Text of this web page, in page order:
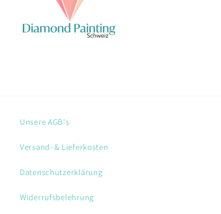
Unsere AGB's
Versand- & Lieferkosten
Datenschutzerklärung
Widerrufsbelehrung